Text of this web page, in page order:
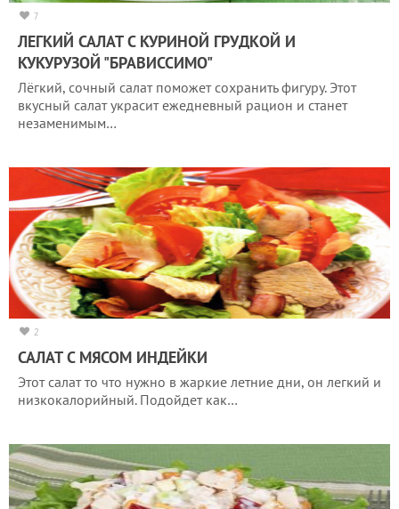
7
ЛЕГКИЙ САЛАТ С КУРИНОЙ ГРУДКОЙ И
КУКУРУЗОЙ "БРАВИССИМО"
Лёгкий, сочный салат поможет сохранить фигуру. Этот
вкусный салат украсит ежедневный рацион и станет
незаменимым…
2
САЛАТ С МЯСОМ ИНДЕЙКИ
Этот салат то что нужно в жаркие летние дни, он легкий и
низкокалорийный. Подойдет как…